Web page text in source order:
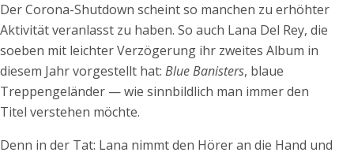
Der Corona-Shutdown scheint so manchen zu erhöhter
Aktivität veranlasst zu haben. So auch Lana Del Rey, die
soeben mit leichter Verzögerung ihr zweites Album in
diesem Jahr vorgestellt hat: Blue Banisters, blaue
Treppengeländer — wie sinnbildlich man immer den
Titel verstehen möchte.
Denn in der Tat: Lana nimmt den Hörer an die Hand und